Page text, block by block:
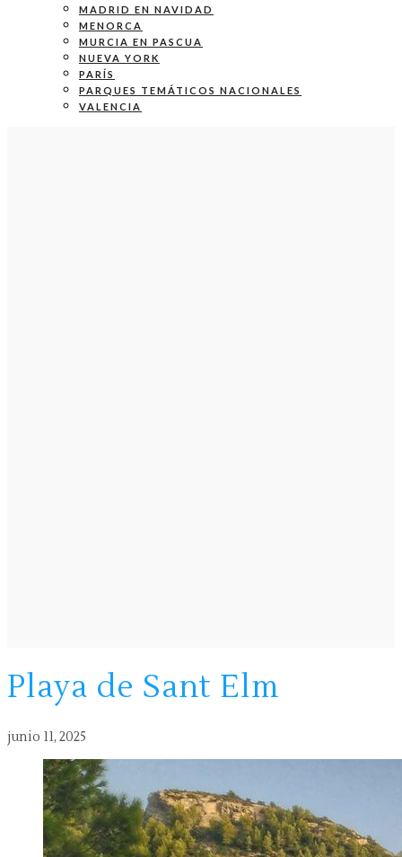
MADRID EN NAVIDAD
MENORCA
MURCIA EN PASCUA
NUEVA YORK
PARÍS
PARQUES TEMÁTICOS NACIONALES
VALENCIA
Playa de Sant Elm
junio 11, 2025